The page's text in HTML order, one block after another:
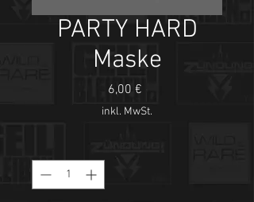
PARTY HARD
Maske
6,00 €
inkl. MwSt.